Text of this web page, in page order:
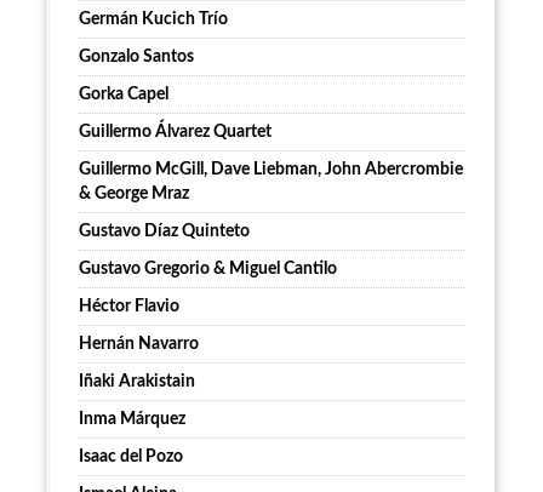
Germán Kucich Trío
Gonzalo Santos
Gorka Capel
Guillermo Álvarez Quartet
Guillermo McGill, Dave Liebman, John Abercrombie
& George Mraz
Gustavo Díaz Quinteto
Gustavo Gregorio & Miguel Cantilo
Héctor Flavio
Hernán Navarro
Iñaki Arakistain
Inma Márquez
Isaac del Pozo